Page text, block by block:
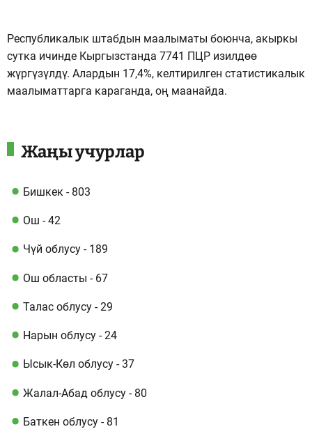
Республикалык штабдын маалыматы боюнча, акыркы
сутка ичинде Кыргызстанда 7741 ПЦР изилдөө
жүргүзүлдү. Алардын 17,4%, келтирилген статистикалык
маалыматтарга караганда, оң маанайда.
Жаңы учурлар
Бишкек - ​​803
Ош - 42
Чүй облусу - 189
Ош областы - 67
Талас облусу - 29
Нарын облусу - 24
Ысык-Көл облусу - 37
Жалал-Абад облусу - 80
Баткен облусу - 81